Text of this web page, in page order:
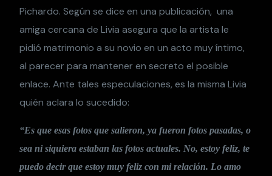
Pichardo. Según se dice en una publicación, una
amiga cercana de Livia asegura que la artista le
pidió matrimonio a su novio en un acto muy íntimo,
al parecer para mantener en secreto el posible
enlace. Ante tales especulaciones, es la misma Livia
quién aclara lo sucedido:
“Es que esas fotos que salieron, ya fueron fotos pasadas, o
sea ni siquiera estaban las fotos actuales. No, estoy feliz, te
puedo decir que estoy muy feliz con mi relación. Lo amo